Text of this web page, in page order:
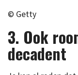
© Getty
3. Ook
decadent